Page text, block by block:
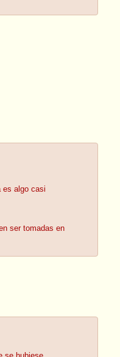
es algo casi
ser tomadas en